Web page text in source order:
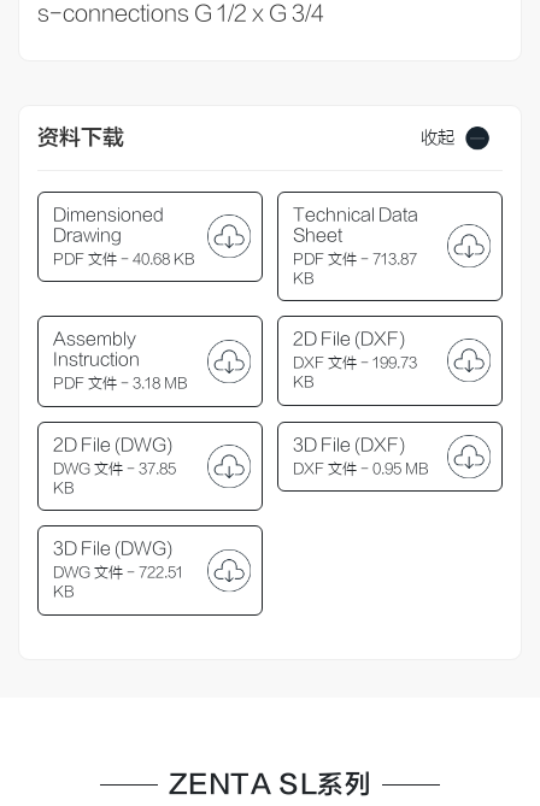
s-connections G 1/2 x G 3/4
资料下载 收起
Dimensioned
Drawing
PDF 文件 - 40.68 KB
Technical Data
Sheet
PDF 文件 - 713.87
KB
Assembly
Instruction
PDF 文件 - 3.18 MB
2D File (DXF)
DXF 文件 - 199.73
KB
2D File (DWG)
DWG 文件 - 37.85
KB
3D File (DXF)
DXF 文件 - 0.95 MB
3D File (DWG)
DWG 文件 - 722.51
KB
ZENTA SL系列